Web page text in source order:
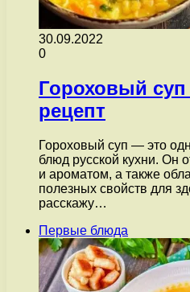
30.09.2022
0
Гороховый суп
рецепт
Гороховый суп — это
блюд русской кухни. Он
и ароматом, а также
полезных свойств для
расскажу…
Первые блюда